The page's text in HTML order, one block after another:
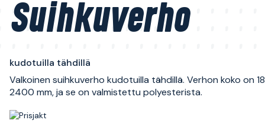
Suihkuverho
kudotuilla tähdillä
Valkoinen suihkuverho kudotuilla tähdillä. Verhon koko on
2400 mm, ja se on valmistettu polyesterista.